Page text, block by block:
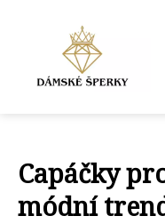
Capáčky
módní